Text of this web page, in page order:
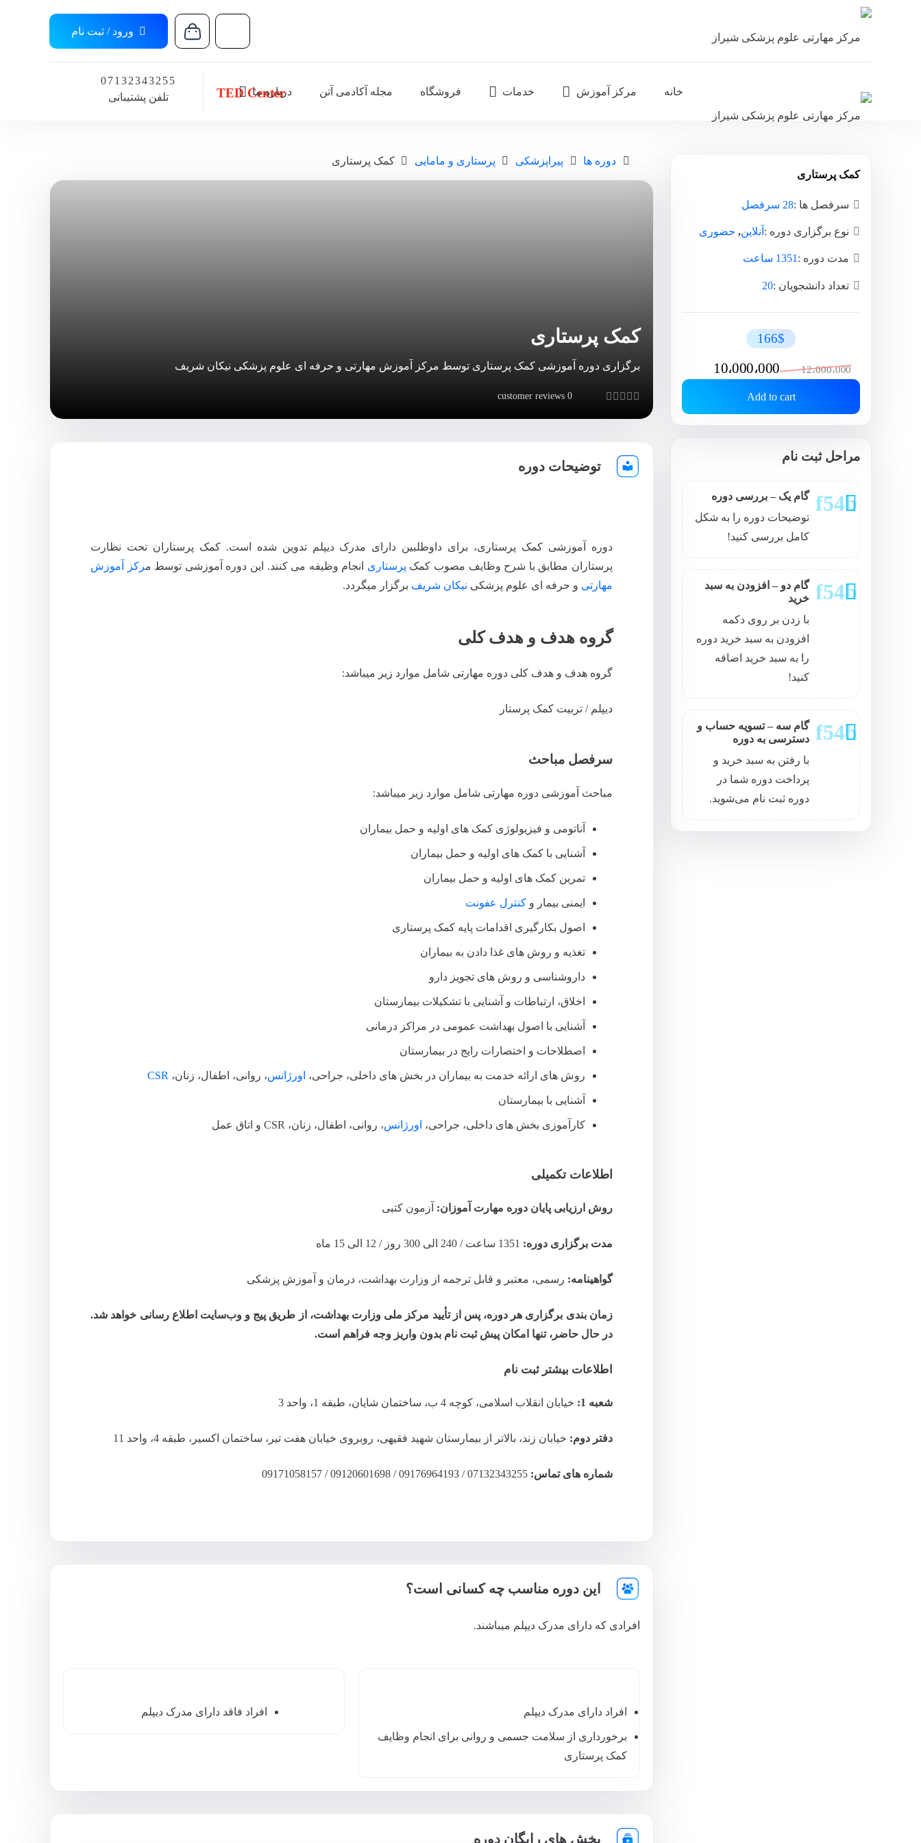
ورود / ثبت نام
خانه مرکز آموزش خدمات فروشگاه مجله آکادمی آتن درباره ما
TED Center
07132343255
تلفن پشتیبانی
کمک پرستاری
سرفصل ها :28 سرفصل
نوع برگزاری دوره : آنلاین, حضوری
مدت دوره : 1351 ساعت
تعداد دانشجویان :20
166$
12،000،000 Original
price
was:
10،000،000
Current
price
is:
Add to cart
مراحل ثبت نام
گام یک – بررسی دوره
توضیحات دوره را به شکل
کامل بررسی کنید!
گام دو – افزودن به سبد
خرید
با زدن بر روی دکمه
افزودن به سبد خرید دوره
را به سبد خرید اضافه
کنید!
گام سه – تسویه حساب و
دسترسی به دوره
با رفتن به سبد خرید و
پرداخت دوره شما در
دوره ثبت نام می‌شوید.
دوره ها پیراپزشکی پرستاری و مامایی کمک پرستاری
کمک پرستاری
برگزاری دوره آموزشی کمک پرستاری توسط مرکز آموزش مهارتی و حرفه ای علوم پزشکی نیکان شریف
0
customer reviews
توضیحات دوره
دوره آموزشی کمک پرستاری، برای داوطلبین دارای مدرک دیپلم تدوین شده است. کمک پرستاران تحت نظارت
پرستاران مطابق با شرح وظايف مصوب کمک پرستاری انجام وظیفه می کنند. این دوره آموزشی توسط مرکز آموزش
مهارتی و حرفه ای علوم پزشکی نیکان شریف برگزار میگردد.
گروه هدف و هدف کلی
گروه هدف و هدف کلی دوره مهارتی شامل موارد زیر میباشد:
دیپلم / تربیت کمک پرستار
سرفصل مباحث
مباحث آموزشی دوره مهارتی شامل موارد زیر میباشد:
آناتومی و فیزیولوژی کمک های اولیه و حمل بیماران
آشنایی با کمک های اولیه و حمل بیماران
تمرین کمک های اولیه و حمل بیماران
ایمنی بیمار وکنترل عفونت
اصول بکارگیری اقدامات پایه کمک پرستاری
تغذیه و روش های غذا دادن به بیماران
داروشناسی و روش های تجویز دارو
اخلاق، ارتباطات و آشنایی با تشکیلات بیمارستان
آشنایی با اصول بهداشت عمومی در مراکز درمانی
اصطلاحات و اختصارات رایج در بیمارستان
روش های ارائه خدمت به بیماران در بخش های داخلی، جراحی، اورژانس، روانی، اطفال، زنان، CSR
آشنایی با بیمارستان
کارآموزی بخش های داخلی، جراحی، اورژانس، روانی، اطفال، زنان، CSR و اتاق عمل
اطلاعات تکمیلی
روش ارزیابی پایان دوره مهارت آموزان: آزمون کتبی
مدت برگزاری دوره: روز / 12 الی 15 ماه
گواهینامه: رسمی، معتبر و قابل ترجمه از وزارت بهداشت، درمان و آموزش پزشکی
زمان‌ بندی برگزاری هر دوره، پس از تأیید مرکز ملی وزارت بهداشت، از طریق پیج و وب‌سایت اطلاع‌ رسانی خواهد شد.
در حال حاضر، تنها امکان پیش‌ ثبت‌ نام بدون واریز وجه فراهم است.
اطلاعات بیشتر ثبت نام
شعبه 1: خیابان انقلاب اسلامی، کوچه 4 ب، ساختمان شایان، طبقه 1، واحد 3
دفتر دوم: خیابان زند، بالاتر از بیمارستان شهید فقیهی، روبروی خیابان هفت تیر، ساختمان اکسیر، طبقه 4، واحد 11
شماره های تماس: 07132343255 / 09176964193 / 09120601698 / 09171058157
این دوره مناسب چه کسانی است؟
افرادی که دارای مدرک دیپلم میباشند.
افراد دارای مدرک دیپلم
برخورداری از سلامت جسمی و روانی برای انجام وظایف
کمک پرستاری
افراد فاقد دارای مدرک دیپلم
بخش های رایگان دوره